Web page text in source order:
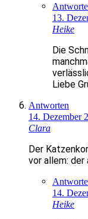
13.
Heike
Die
Liebe
Antworten
14. Dezember
Clara
Der
vor allem:
14.
Heike